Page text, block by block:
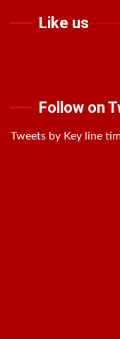
Like us
Follow on
Tweets by Key line